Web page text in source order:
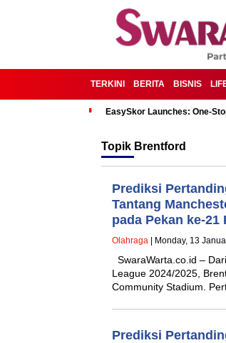
TERKINI BERITA BISNIS
EasySkor Launches: One-
Topik Brentford
Prediksi
Tantang
pada Pekan ke-21
Olahraga | Monday, 13
SwaraWarta.co.id –
League 2024/2025,
Community Stadium.
Prediksi